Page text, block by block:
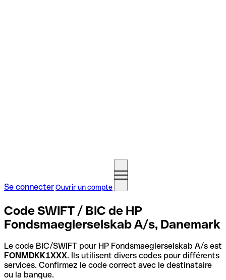
Se connecterOuvrir un compte
Code SWIFT / BIC de HP
Fondsmaeglerselskab A/s, Danemark
Le code BIC/SWIFT pour HP Fondsmaeglerselskab A/s est
FONMDKK1XXX. Ils utilisent divers codes pour différents
services. Confirmez le code correct avec le destinataire
ou la banque.